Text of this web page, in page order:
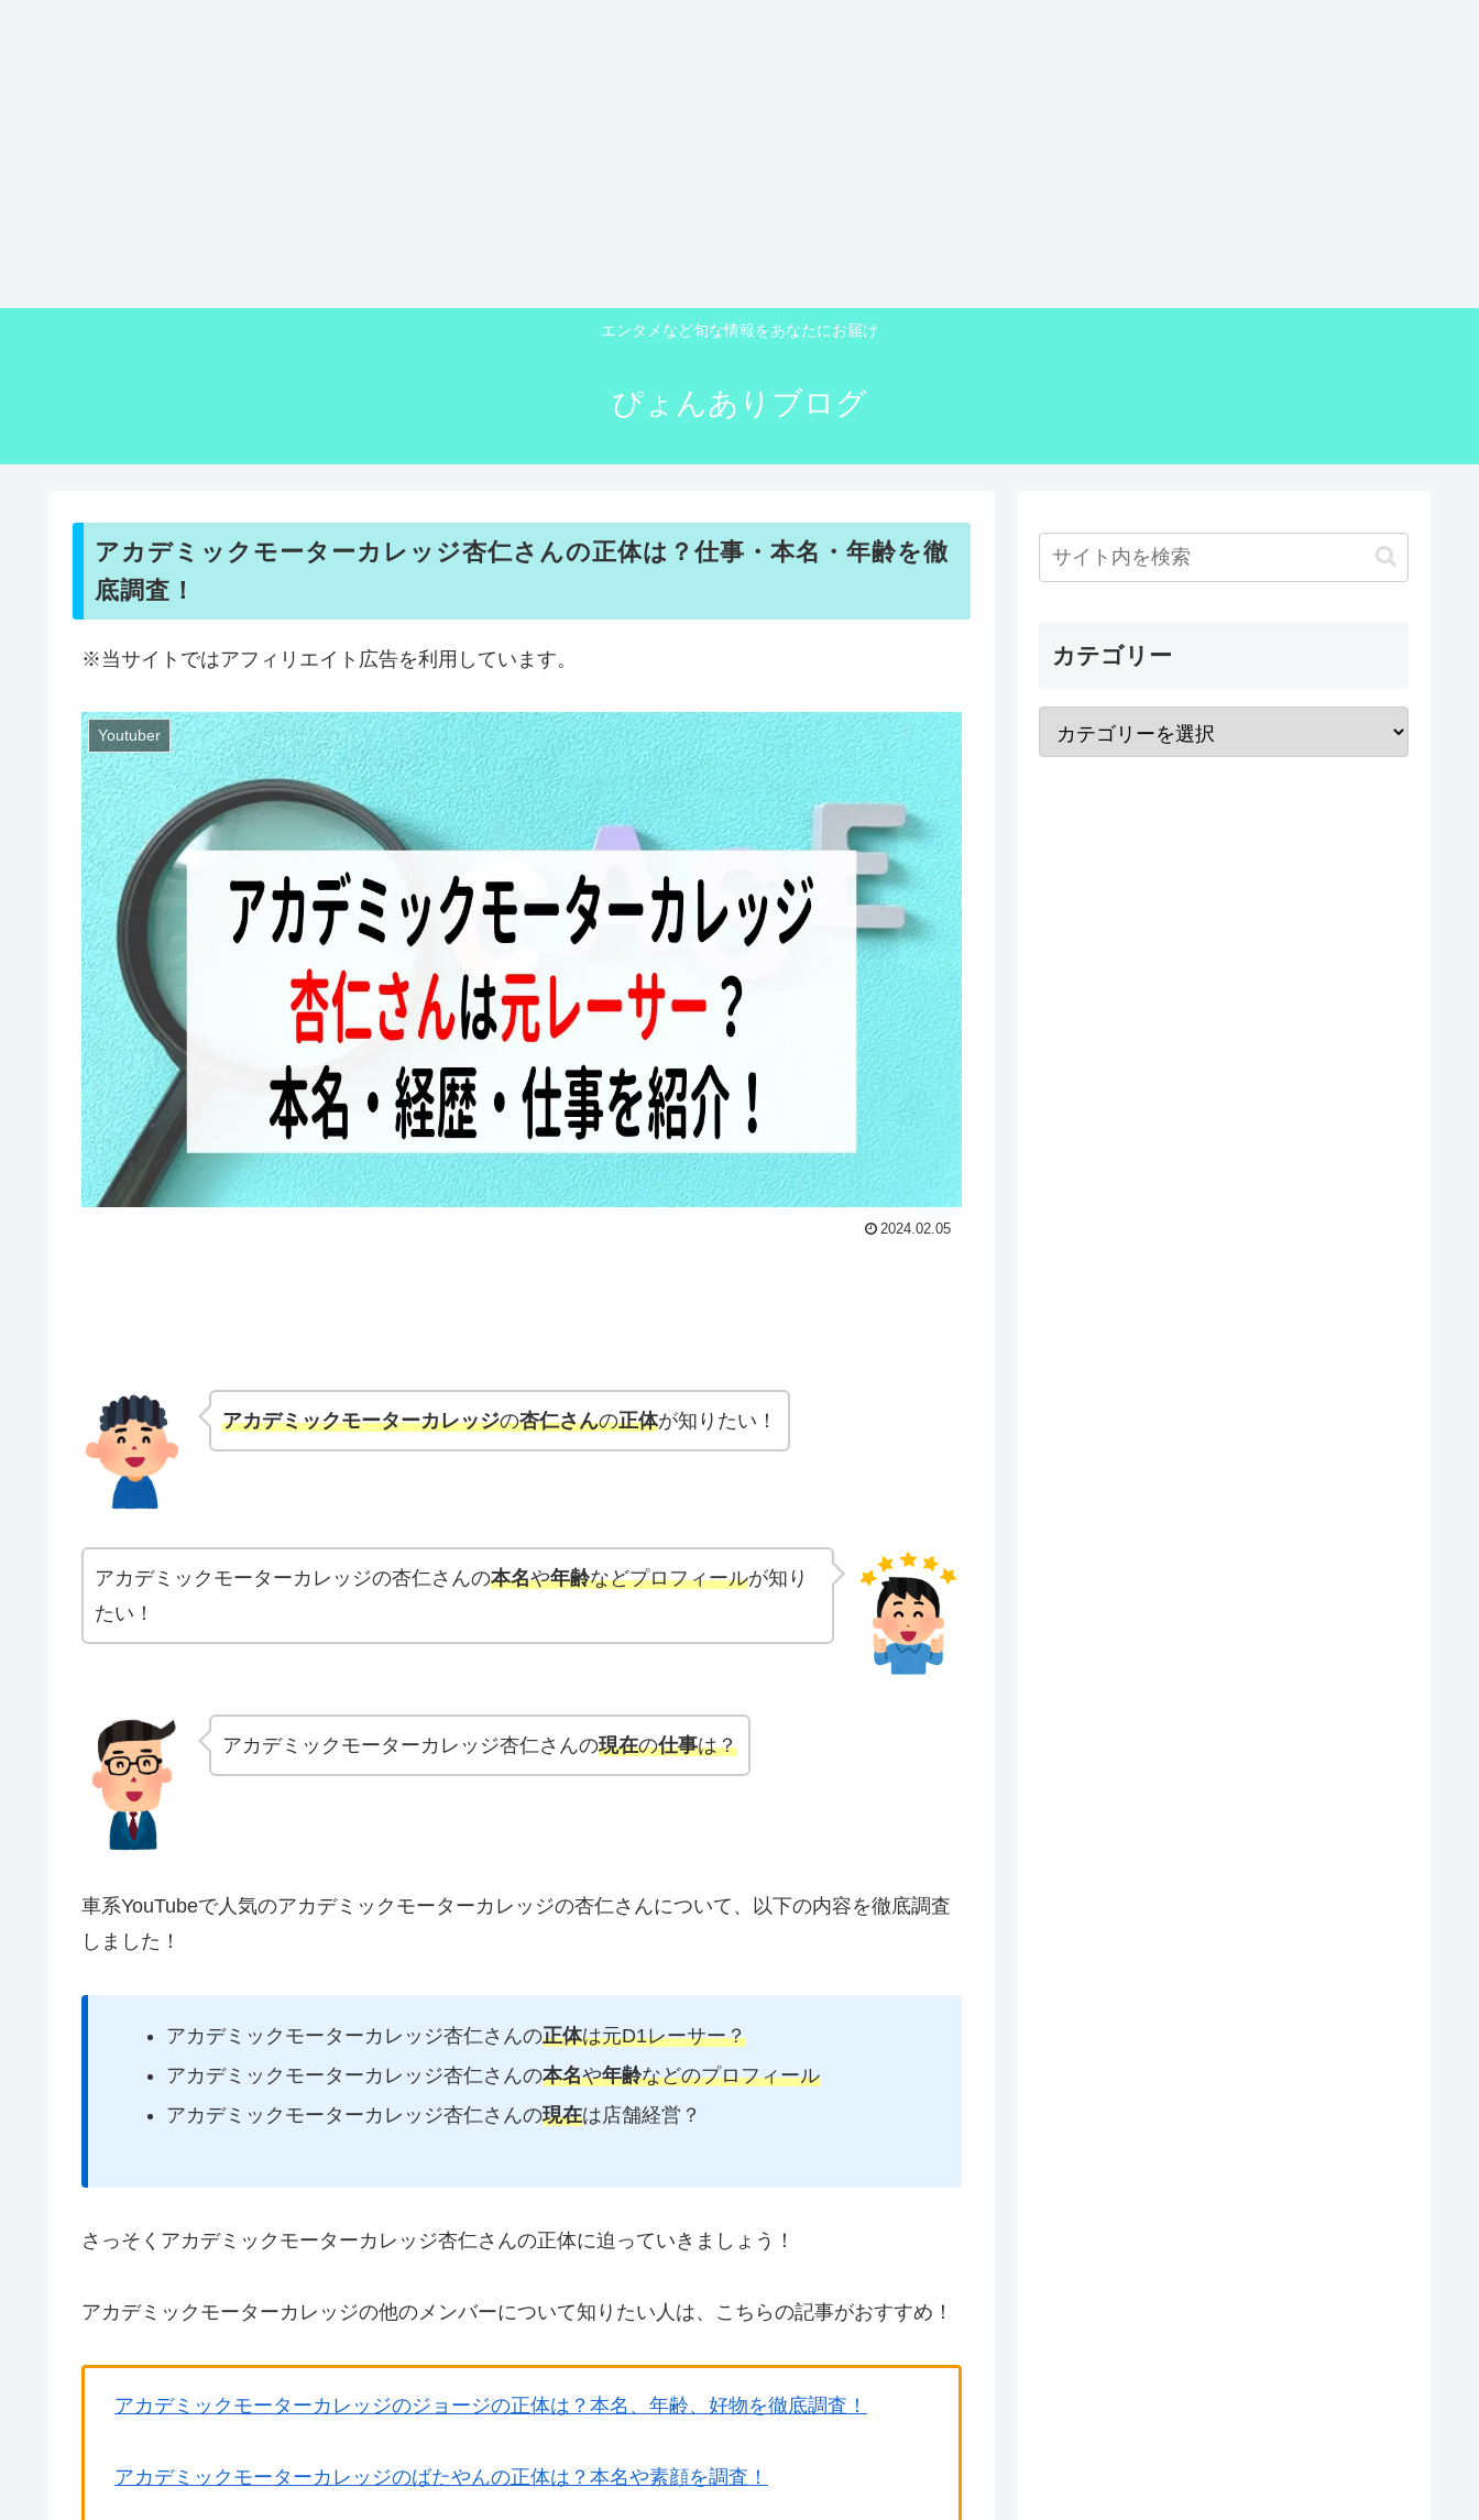
エンタメなど旬な情報をあなたにお届け
ぴょんありブログ
アカデミックモーターカレッジ杏仁さんの正体は？仕事・本名・年齢を徹
底調査！
※当サイトではアフィリエイト広告を利用しています。
Youtuber
2024.02.05
アカデミックモーターカレッジの杏仁さんの正体が知りたい！
アカデミックモーターカレッジの杏仁さんの本名や年齢などプロフィールが知り
たい！
アカデミックモーターカレッジ杏仁さんの現在の仕事は？
車系YouTubeで人気のアカデミックモーターカレッジの杏仁さんについて、以下の内容を徹底調査
しました！
アカデミックモーターカレッジ杏仁さんの正体は元D1レーサー？
アカデミックモーターカレッジ杏仁さんの本名や年齢などのプロフィール
アカデミックモーターカレッジ杏仁さんの現在は店舗経営？
さっそくアカデミックモーターカレッジ杏仁さんの正体に迫っていきましょう！
アカデミックモーターカレッジの他のメンバーについて知りたい人は、こちらの記事がおすすめ！
アカデミックモーターカレッジのジョージの正体は？本名、年齢、好物を徹底調査！
アカデミックモーターカレッジのばたやんの正体は？本名や素顔を調査！
カテゴリー